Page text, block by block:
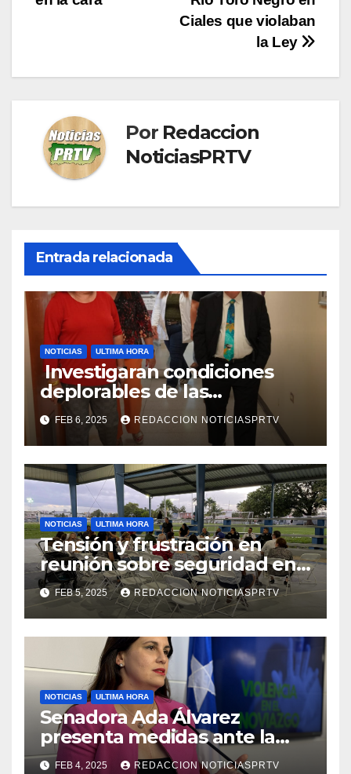
Ciales que violaban
la Ley
Por Redaccion
NoticiasPRTV
Entrada relacionada
NOTICIAS ULTIMA HORA
Investigaran condiciones
deplorables de las
facilidades el Departamento
de la Salud en Mayagüez
FEB 6, 2025 REDACCION NOTICIASPRTV
NOTICIAS ULTIMA HORA
Tensión y frustración en
reunión sobre seguridad en
Reparto Metropolitano
FEB 5, 2025 REDACCION NOTICIASPRTV
NOTICIAS ULTIMA HORA
Senadora Ada Álvarez
presenta medidas ante la
violencia en el noviazgo
FEB 4, 2025 REDACCION NOTICIASPRTV